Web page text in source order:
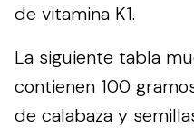
de vitamina K1.
La siguiente tabla
contienen 100
de calabaza y